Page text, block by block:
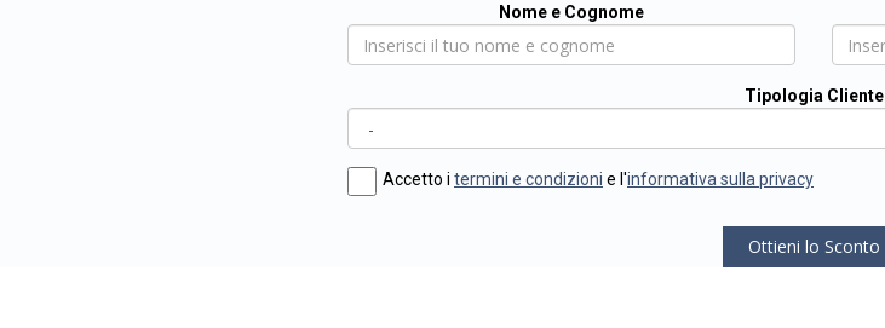
Nome e Cognome
Tipologia Cliente
Accetto i termini e condizioni e l'informativa sulla privacy
Ottieni lo Sconto